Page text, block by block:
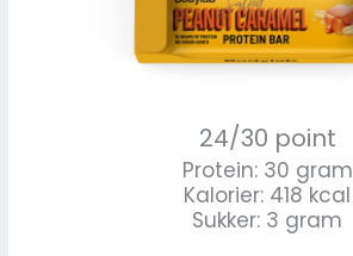
24/30 point
Protein: 30 gram
Kalorier: 418 kcal
Sukker: 3 gram